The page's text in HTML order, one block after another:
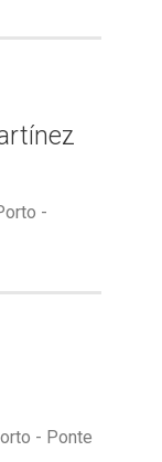
-
- Ponte